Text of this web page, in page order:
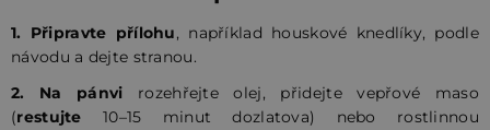
1. Připravte přílohu, například houskové knedlíky, podle
návodu a dejte stranou.
2.
Na pánvi rozehřejte olej, přidejte vepřové maso
(restujte 10–15 minut dozlatova) nebo rostlinnou